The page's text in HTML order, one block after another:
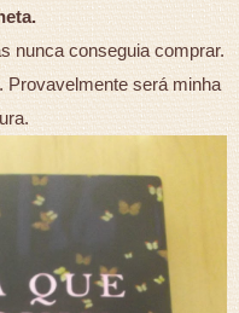
nunca conseguia comprar.
Provavelmente será minha